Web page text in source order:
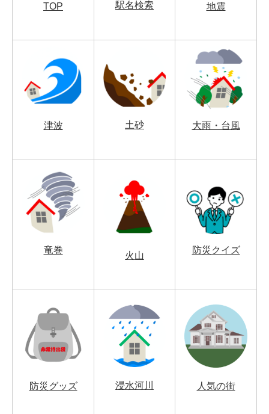
TOP 駅名検索 地震
津波 土砂 大雨・台風
竜巻
火山
防災クイズ
防災グッズ 浸水河川 人気の街